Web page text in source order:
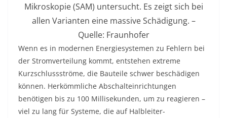
Mikroskopie (SAM) untersucht. Es zeigt sich bei
allen Varianten eine massive Schädigung. –
Quelle: Fraunhofer
Wenn es in modernen Energiesystemen zu Fehlern bei
der Stromverteilung kommt, entstehen extreme
Kurzschlussströme, die Bauteile schwer beschädigen
können. Herkömmliche Abschalteinrichtungen
benötigen bis zu 100 Millisekunden, um zu reagieren –
viel zu lang für Systeme, die auf Halbleiter-